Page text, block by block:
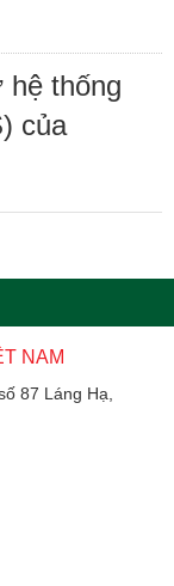
hệ thống
của
NAM
87 Láng Hạ,